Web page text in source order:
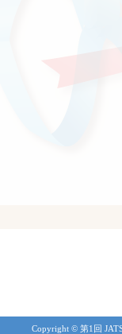
Copyright © 第1回